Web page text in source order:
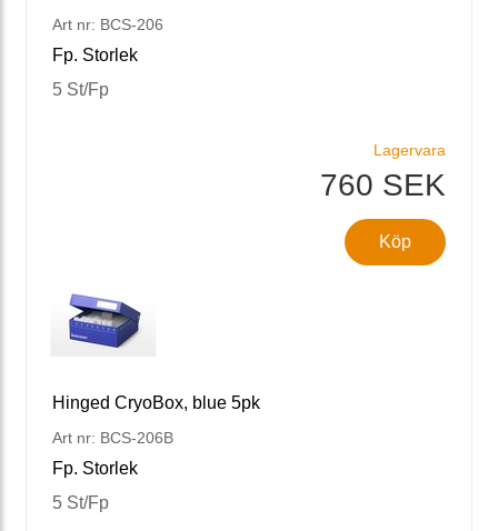
Art nr: BCS-206
Fp. Storlek
5 St/Fp
Lagervara
760 SEK
Köp
Hinged CryoBox, blue 5pk
Art nr: BCS-206B
Fp. Storlek
5 St/Fp